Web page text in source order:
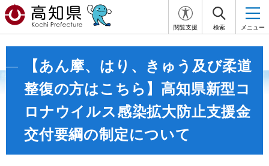
閲覧支援 検索 メニュー
【あん摩、はり、きゅう及び柔道
整復の方はこちら】高知県新型コ
ロナウイルス感染拡大防止支援金
交付要綱の制定について